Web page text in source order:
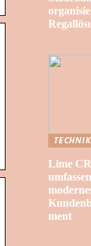
TECHNIK
Lime
ment